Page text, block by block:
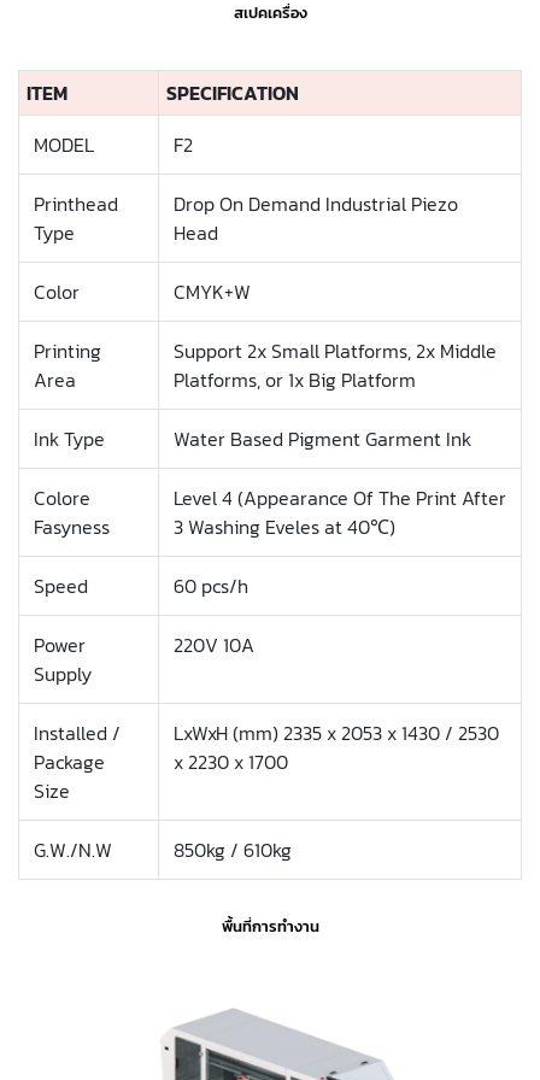
สเปคเครื่อง
ITEM SPECIFICATION
MODEL F2
Printhead
Type
Drop On Demand Industrial Piezo
Head
Color CMYK+W
Printing
Area
Support 2x Small Platforms, 2x Middle
Platforms, or 1x Big Platform
Ink Type Water Based Pigment Garment Ink
Colore
Fasyness
Level 4 (Appearance Of The Print After
3 Washing Eveles at 40℃)
Speed 60 pcs/h
Power
Supply
220V 10A
Installed /
Package
Size
LxWxH (mm) 2335 x 2053 x 1430 / 2530
x 2230 x 1700
G.W./N.W 850kg / 610kg
พื้นที่การทำงาน